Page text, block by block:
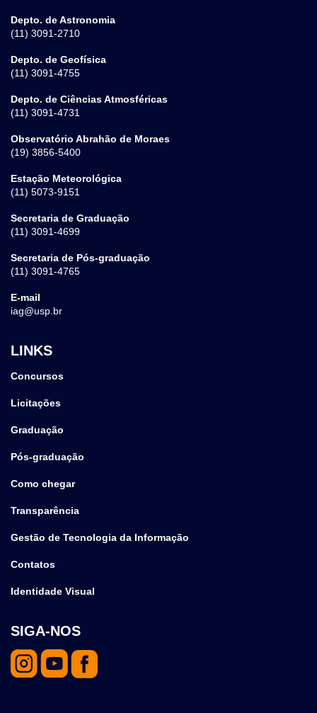
Depto. de Astronomia
(11) 3091-2710
Depto. de Geofísica
(11) 3091-4755
Depto. de Ciências Atmosféricas
(11) 3091-4731
Observatório Abrahão de Moraes
(19) 3856-5400
Estação Meteorológica
(11) 5073-9151
Secretaria de Graduação
(11) 3091-4699
Secretaria de Pós-graduação
(11) 3091-4765
E-mail
iag@usp.br
LINKS
Concursos
Licitações
Graduação
Pós-graduação
Como chegar
Transparência
Gestão de Tecnologia da Informação
Contatos
Identidade Visual
SIGA-NOS